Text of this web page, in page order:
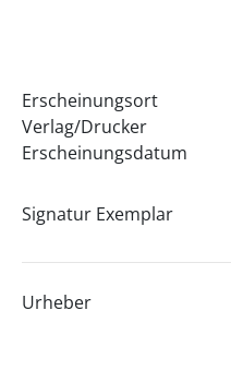
Erscheinungsort
Verlag/Drucker
Erscheinungsdatum
Signatur Exemplar
Urheber